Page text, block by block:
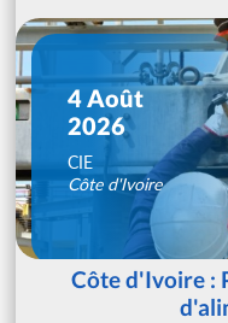
4 Août
2026
CIE
Côte d'Ivoire
Côte d'Ivoire :